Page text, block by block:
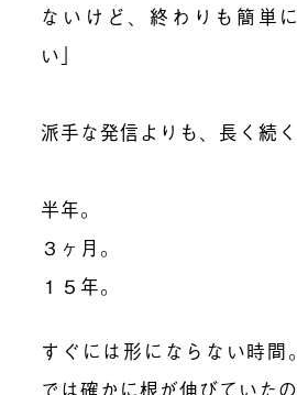
ないけど、終わりも簡単
い」
派手な発信よりも、長く続く
半年。
３ヶ月。
１５年。
すぐには形にならない時間
では確かに根が伸びていたの